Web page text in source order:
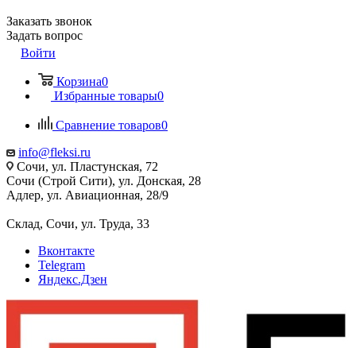
Заказать звонок
Задать вопрос
Войти
Корзина0
Избранные товары0
Сравнение товаров0
info@fleksi.ru
Сочи, ул. Пластунская, 72
Сочи (Строй Сити), ул. Донская, 28
Адлер, ул. Авиационная, 28/9
Склад, Сочи, ул. Труда, 33
Вконтакте
Telegram
Яндекс.Дзен